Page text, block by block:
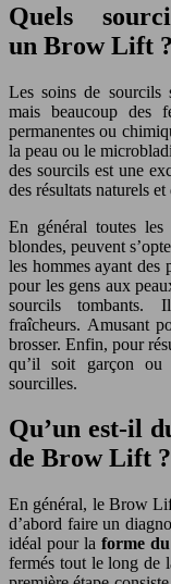
Quels
un Brow Lift ?
Les soins de sourcils
mais beaucoup des
permanentes ou
la peau ou le
des sourcils est une
des résultats naturels
En général toutes les
blondes, peuvent
les hommes ayant
pour les gens aux
sourcils
fraîcheurs. Amusant
brosser. Enfin, pour
qu’il soit garçon
sourcilles.
Qu’un est-il
de Brow Lift ?
En général, le Brow
d’abord faire un
idéal pour la forme
fermés tout le long de